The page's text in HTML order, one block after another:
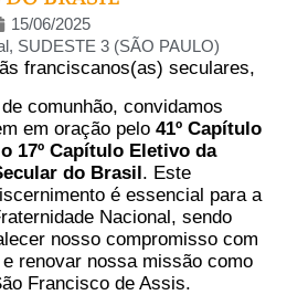
15/06/2025
, SUDESTE 3 (SÃO PAULO)
franciscanos(as) seculares,
comunhão, convidamos
em oração pelo 41º Capítulo
17º Capítulo Eletivo da
do Brasil. Este
é essencial para a
Nacional, sendo
nosso compromisso com
renovar nossa missão como
Francisco de Assis.